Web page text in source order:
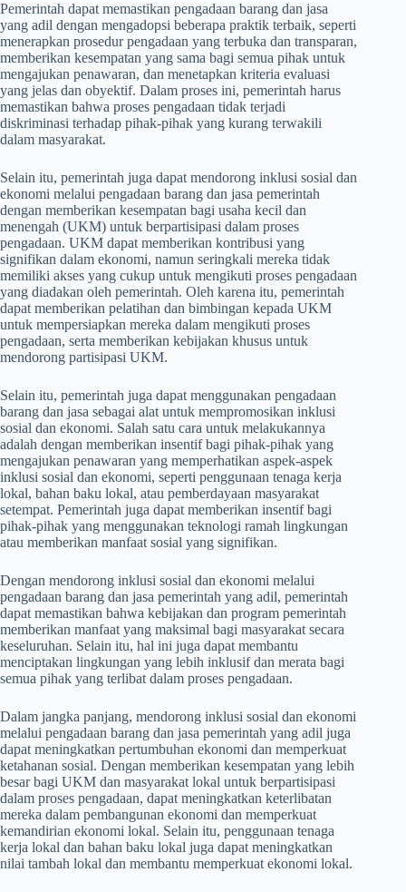
Pemerintah dapat memastikan pengadaan barang dan jasa
yang adil dengan mengadopsi beberapa praktik terbaik, seperti
menerapkan prosedur pengadaan yang terbuka dan transparan,
memberikan kesempatan yang sama bagi semua pihak untuk
mengajukan penawaran, dan menetapkan kriteria evaluasi
yang jelas dan obyektif. Dalam proses ini, pemerintah harus
memastikan bahwa proses pengadaan tidak terjadi
diskriminasi terhadap pihak-pihak yang kurang terwakili
dalam masyarakat.
Selain itu, pemerintah juga dapat mendorong inklusi sosial dan
ekonomi melalui pengadaan barang dan jasa pemerintah
dengan memberikan kesempatan bagi usaha kecil dan
menengah (UKM) untuk berpartisipasi dalam proses
pengadaan. UKM dapat memberikan kontribusi yang
signifikan dalam ekonomi, namun seringkali mereka tidak
memiliki akses yang cukup untuk mengikuti proses pengadaan
yang diadakan oleh pemerintah. Oleh karena itu, pemerintah
dapat memberikan pelatihan dan bimbingan kepada UKM
untuk mempersiapkan mereka dalam mengikuti proses
pengadaan, serta memberikan kebijakan khusus untuk
mendorong partisipasi UKM.
Selain itu, pemerintah juga dapat menggunakan pengadaan
barang dan jasa sebagai alat untuk mempromosikan inklusi
sosial dan ekonomi. Salah satu cara untuk melakukannya
adalah dengan memberikan insentif bagi pihak-pihak yang
mengajukan penawaran yang memperhatikan aspek-aspek
inklusi sosial dan ekonomi, seperti penggunaan tenaga kerja
lokal, bahan baku lokal, atau pemberdayaan masyarakat
setempat. Pemerintah juga dapat memberikan insentif bagi
pihak-pihak yang menggunakan teknologi ramah lingkungan
atau memberikan manfaat sosial yang signifikan.
Dengan mendorong inklusi sosial dan ekonomi melalui
pengadaan barang dan jasa pemerintah yang adil, pemerintah
dapat memastikan bahwa kebijakan dan program pemerintah
memberikan manfaat yang maksimal bagi masyarakat secara
keseluruhan. Selain itu, hal ini juga dapat membantu
menciptakan lingkungan yang lebih inklusif dan merata bagi
semua pihak yang terlibat dalam proses pengadaan.
Dalam jangka panjang, mendorong inklusi sosial dan ekonomi
melalui pengadaan barang dan jasa pemerintah yang adil juga
dapat meningkatkan pertumbuhan ekonomi dan memperkuat
ketahanan sosial. Dengan memberikan kesempatan yang lebih
besar bagi UKM dan masyarakat lokal untuk berpartisipasi
dalam proses pengadaan, dapat meningkatkan keterlibatan
mereka dalam pembangunan ekonomi dan memperkuat
kemandirian ekonomi lokal. Selain itu, penggunaan tenaga
kerja lokal dan bahan baku lokal juga dapat meningkatkan
nilai tambah lokal dan membantu memperkuat ekonomi lokal.